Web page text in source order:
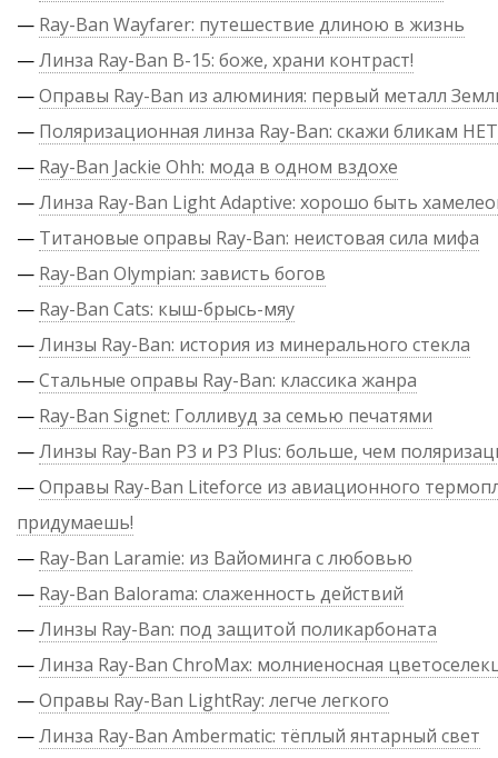
— Ray-Ban Wayfarer: путешествие длиною в жизнь
—Линза Ray-Ban B-15: боже, храни контраст!
—Оправы Ray-Ban из алюминия: первый металл
— Поляризационная линза Ray-Ban: скажи бликам НЕТ
— Ray-Ban Jackie Ohh: мода в одном вздохе
—Линза Ray-Ban Light Adaptive: хорошо быть
— Титановые оправы Ray-Ban: неистовая сила мифа
— Ray-Ban Olympian: зависть богов
— Ray-Ban Cats: кыш-брысь-мяу
—Линзы Ray-Ban: история из минерального стекла
—Стальные оправы Ray-Ban: классика жанра
— Ray-Ban Signet: Голливуд за семью печатями
—Линзы Ray-Ban P3 и P3 Plus: больше, чем
—Оправы Ray-Ban Liteforce из авиационного
придумаешь!
— Ray-Ban Laramie: из Вайоминга с любовью
— Ray-Ban Balorama: слаженность действий
—Линзы Ray-Ban: под защитой поликарбоната
—Линза Ray-Ban ChroMax: молниеносная
—Оправы Ray-Ban LightRay: легче легкого
—Линза Ray-Ban Ambermatic: тёплый янтарный свет